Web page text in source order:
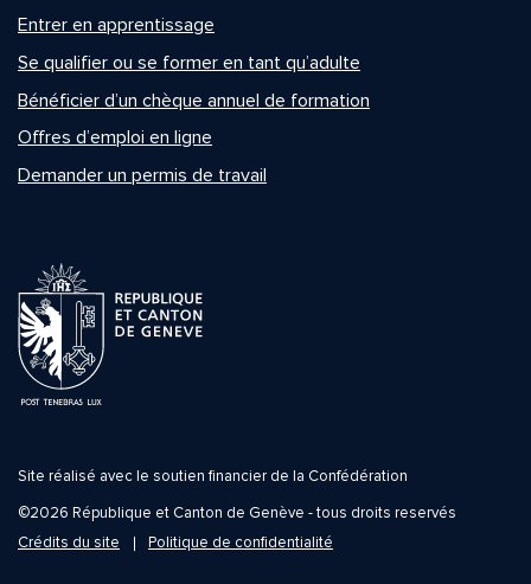
Entrer en apprentissage
Se qualifier ou se former en tant qu’adulte
Bénéficier d’un chèque annuel de formation
Offres d’emploi en ligne
Demander un permis de travail
Site réalisé avec le soutien financier de la Confédération
©2026 République et Canton de Genève - tous droits reservés
Crédits du site
Politique de confidentialité